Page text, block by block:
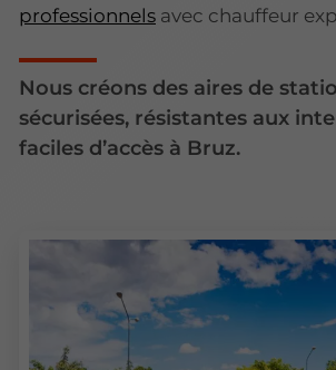
professionnels avec chauffeur
Nous créons des aires de
sécurisées, résistantes aux
faciles d’accès à Bruz.